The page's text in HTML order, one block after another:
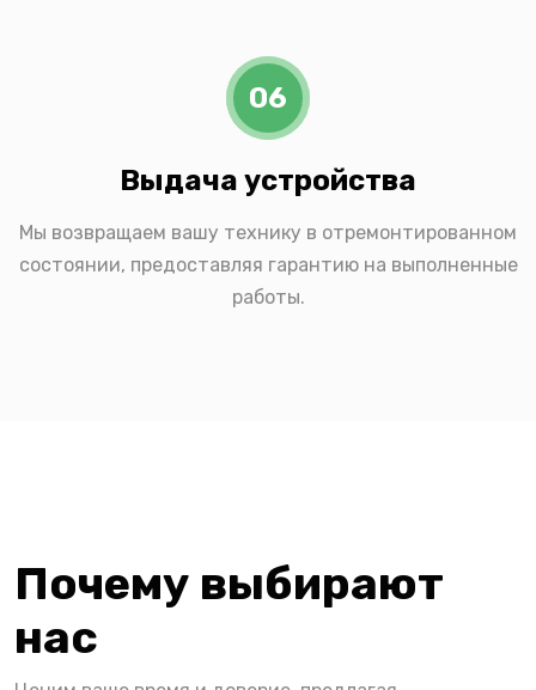
06
Выдача устройства
Мы возвращаем вашу технику в отремонтированном
состоянии, предоставляя гарантию на выполненные
работы.
Почему выбирают
нас